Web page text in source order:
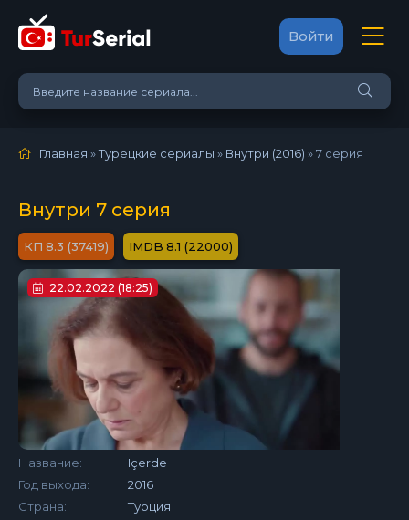
Войти
Главная »Турецкие сериалы » Внутри (2016) »7 серия
Внутри 7 серия
8.3 (37419) 8.1 (22000)
22.02.2022 (18:25)
Название:
Içerde
Год выхода:
2016
Страна:
Турция